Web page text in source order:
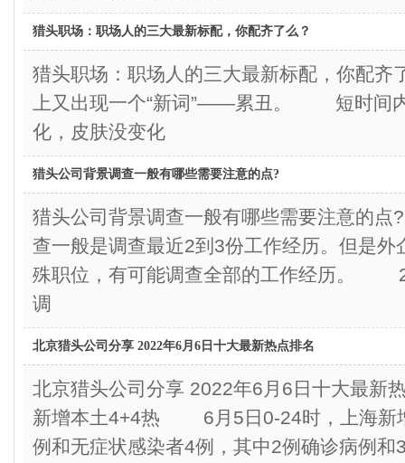
猎头职场：职场人的三大最新标配，你配齐了么？
猎头职场：职场人的三大最新标配，你配
上又出现一个“新词”——累丑。 短时间
化，皮肤没变化
猎头公司背景调查一般有哪些需要注意的点?
猎头公司背景调查一般有哪些需要注意的
查一般是调查最近2到3份工作经历。但是外
殊职位，有可能调查全部的工作经历。 2
调
北京猎头公司分享 2022年6月6日十大最新热点排名
北京猎头公司分享 2022年6月6日十大最
新增本土4+4热 6月5日0-24时，上海新
例和无症状感染者4例，其中2例确诊病例和